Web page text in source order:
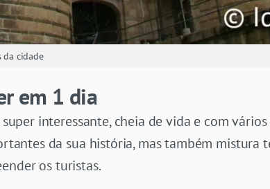
da cidade
em 1 dia
interessante, cheia de vida e com
da sua história, mas também mistura
os turistas.